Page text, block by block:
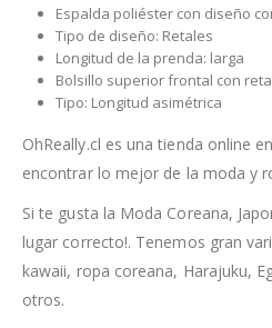
Espalda poliéster con diseño
Tipo de diseño: Retales
Longitud de la prenda: larga
Bolsillo superior frontal con
Tipo: Longitud asimétrica
OhReally.cl es una tienda online
encontrar lo mejor de la moda y
Si te gusta la Moda Coreana,
lugar correcto!. Tenemos gran
kawaii, ropa coreana, Harajuku,
otros.